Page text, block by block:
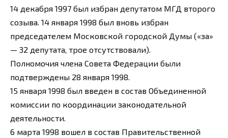
14 декабря 1997 был избран депутатом МГД второго
созыва. 14 января 1998 был вновь избран
председателем Московской городской Думы («за»
— 32 депутата, трое отсутствовали).
Полномочия члена Совета Федерации были
подтверждены 28 января 1998.
15 января 1998 был введен в состав Объединенной
комиссии по координации законодательной
деятельности.
6 марта 1998 вошел в состав Правительственной